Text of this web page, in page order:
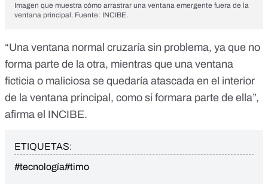
Imagen que muestra cómo arrastrar una ventana emergente fuera de la
ventana principal. Fuente: INCIBE.
“Una ventana normal cruzaría sin problema, ya que no
forma parte de la otra, mientras que una ventana
ficticia o maliciosa se quedaría atascada en el interior
de la ventana principal, como si formara parte de ella”,
afirma el INCIBE.
ETIQUETAS:
#tecnología#timo